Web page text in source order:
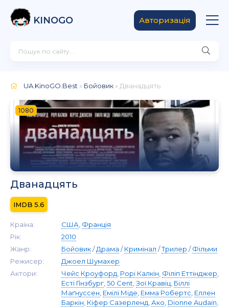
KINOGO Авторизація
UA.KinoGO.Best » Бойовик » Дванадцять
1080
Дванадцять
5.6
Країна: США Франція
Рік:
2010
Жанр:
Бойовик/Драма /Кримінал /Трилер /Фільми
Режисер:
Джоел Шумахер
Актори:
Чейс Кроуфорд Рорі Калкін Філіп Еттінджер
Есті Гінзбург 50 Cent Зої Кравіц Біллі
Маґнуссен Емілі Міде Емма Робертс Еллен
Баркін Кіфер Сазерленд Ако Dionne Audain